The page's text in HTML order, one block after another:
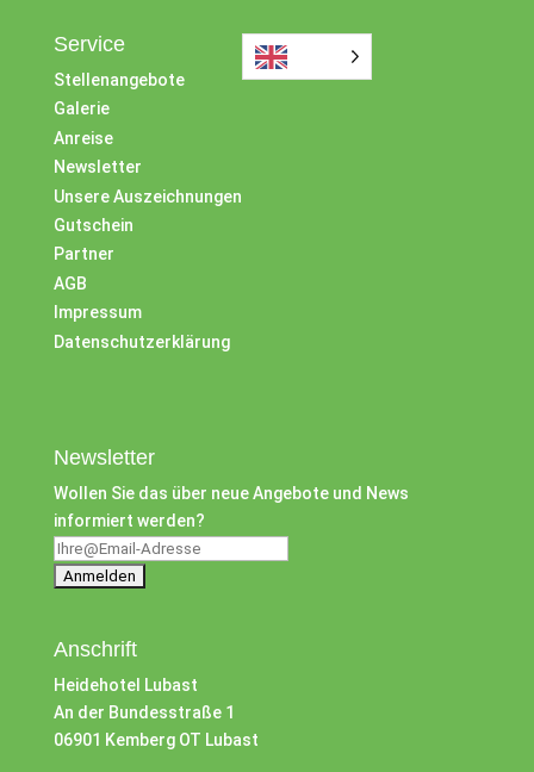
Service
Stellenangebote
Galerie
Anreise
Newsletter
Unsere Auszeichnungen
Gutschein
Partner
AGB
Impressum
Datenschutzerklärung
Newsletter
Wollen Sie das über neue Angebote und News
informiert werden?
Anschrift
Heidehotel Lubast
An der Bundesstraße 1
06901 Kemberg OT Lubast